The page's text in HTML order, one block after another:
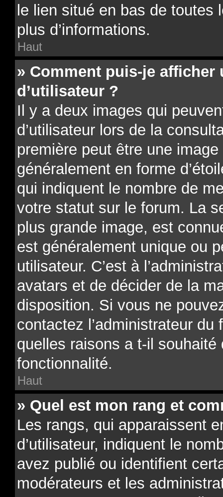
le lien situé en bas de toutes
plus d’informations.
Haut
» Comment puis-je
d’utilisateur ?
Il y a deux images qui
d’utilisateur lors de la
première peut être une
généralement en forme
qui indiquent le nombre de
votre statut sur le forum. La
plus grande image, est
est généralement unique ou
utilisateur. C’est à
avatars et de décider de la
disposition. Si vous ne
contactez l’administrateur
quelles raisons a t-il
fonctionnalité.
Haut
» Quel est mon rang et
Les rangs, qui apparaissent
d’utilisateur, indiquent le
avez publié ou identifient
modérateurs et les